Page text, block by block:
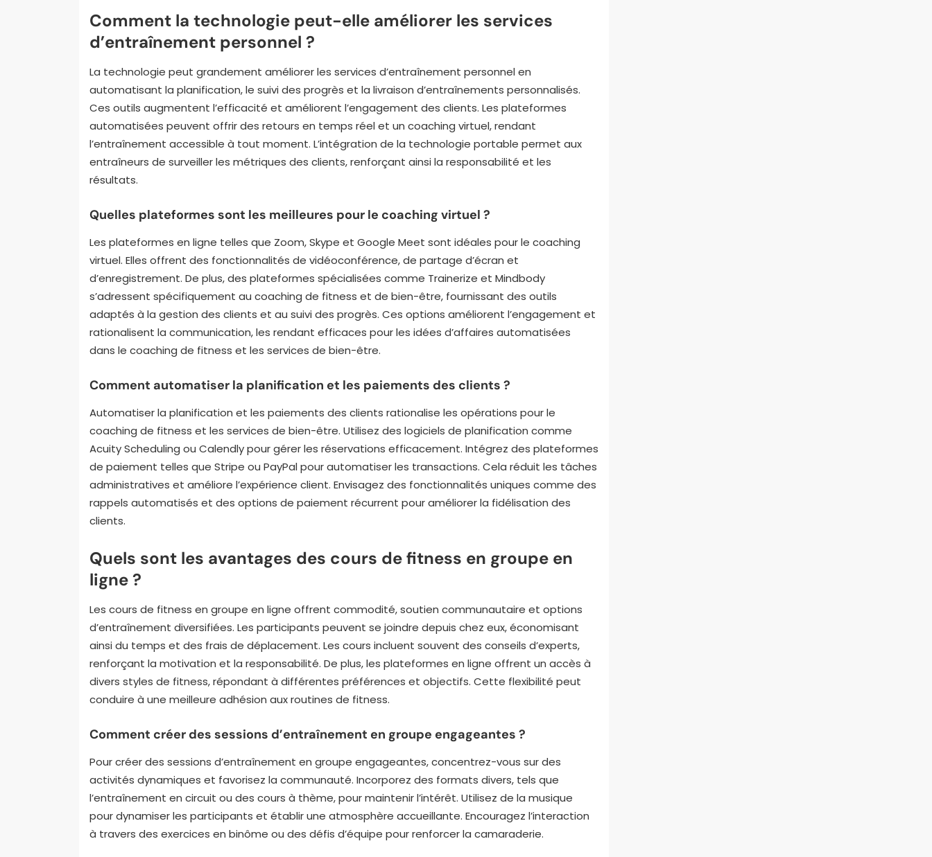
Comment la technologie peut-elle améliorer les services
d’entraînement personnel ?
La technologie peut grandement améliorer les services d’entraînement personnel en
automatisant la planification, le suivi des progrès et la livraison d’entraînements personnalisés.
Ces outils augmentent l’efficacité et améliorent l’engagement des clients. Les plateformes
automatisées peuvent offrir des retours en temps réel et un coaching virtuel, rendant
l’entraînement accessible à tout moment. L’intégration de la technologie portable permet aux
entraîneurs de surveiller les métriques des clients, renforçant ainsi la responsabilité et les
résultats.
Quelles plateformes sont les meilleures pour le coaching virtuel ?
Les plateformes en ligne telles que Zoom, Skype et Google Meet sont idéales pour le coaching
virtuel. Elles offrent des fonctionnalités de vidéoconférence, de partage d’écran et
d’enregistrement. De plus, des plateformes spécialisées comme Trainerize et Mindbody
s’adressent spécifiquement au coaching de fitness et de bien-être, fournissant des outils
adaptés à la gestion des clients et au suivi des progrès. Ces options améliorent l’engagement et
rationalisent la communication, les rendant efficaces pour les idées d’affaires automatisées
dans le coaching de fitness et les services de bien-être.
Comment automatiser la planification et les paiements des clients ?
Automatiser la planification et les paiements des clients rationalise les opérations pour le
coaching de fitness et les services de bien-être. Utilisez des logiciels de planification comme
Acuity Scheduling ou Calendly pour gérer les réservations efficacement. Intégrez des plateformes
de paiement telles que Stripe ou PayPal pour automatiser les transactions. Cela réduit les tâches
administratives et améliore l’expérience client. Envisagez des fonctionnalités uniques comme des
rappels automatisés et des options de paiement récurrent pour améliorer la fidélisation des
clients.
Quels sont les avantages des cours de fitness en groupe en
ligne ?
Les cours de fitness en groupe en ligne offrent commodité, soutien communautaire et options
d’entraînement diversifiées. Les participants peuvent se joindre depuis chez eux, économisant
ainsi du temps et des frais de déplacement. Les cours incluent souvent des conseils d’experts,
renforçant la motivation et la responsabilité. De plus, les plateformes en ligne offrent un accès à
divers styles de fitness, répondant à différentes préférences et objectifs. Cette flexibilité peut
conduire à une meilleure adhésion aux routines de fitness.
Comment créer des sessions d’entraînement en groupe engageantes ?
Pour créer des sessions d’entraînement en groupe engageantes, concentrez-vous sur des
activités dynamiques et favorisez la communauté. Incorporez des formats divers, tels que
l’entraînement en circuit ou des cours à thème, pour maintenir l’intérêt. Utilisez de la musique
pour dynamiser les participants et établir une atmosphère accueillante. Encouragez l’interaction
à travers des exercices en binôme ou des défis d’équipe pour renforcer la camaraderie.